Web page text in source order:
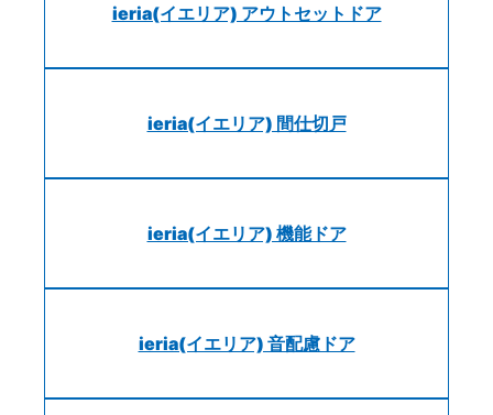
ieria(イエリア) アウトセットドア
ieria(イエリア) 間仕切戸
ieria(イエリア) 機能ドア
ieria(イエリア) 音配慮ドア